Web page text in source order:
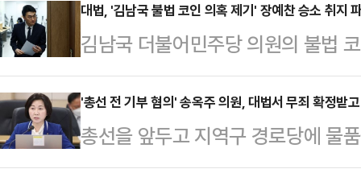
신숙희 대법관)는 강원도 예탁금
법인 회원 B사가 낸 골프장 이용 청
깨고 사건을 서울고법으로 돌려보
원이 운영사에 입회금을 내고 시설
는 방식으로 운영된다.B사는 A 리
대법, '김남국 불법 코인 의혹 제기' 장예찬 승소 취지
김남국 더불어민주당 의원의 불법
힘 청년최고위원에게 위자료 1000
다.대법원 1부(주심 서경환 대법관
로 제기한 손해배상 청구 소송에서
'총선 전 기부 혐의' 송옥주 의원, 대법서 무죄 확정받
총선을 앞두고 지역구 경로당에 물
넘겨진 송옥주 더불어민주당 의원